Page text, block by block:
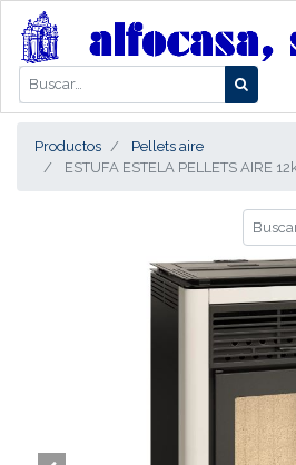
Productos
Pellets aire
ESTUFA ESTELA PELLETS AIRE